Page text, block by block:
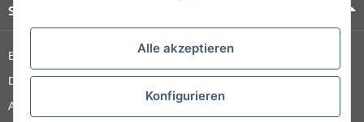
Alle akzeptieren
Konfigurieren
Shop Service
Barrierefreiheitserklärung
Datenschutz
AGB